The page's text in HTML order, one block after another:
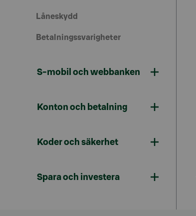
Låneskydd
Betalningssvarigheter
S-mobil och webbanken
Konton och betalning
Koder och säkerhet
Spara och investera